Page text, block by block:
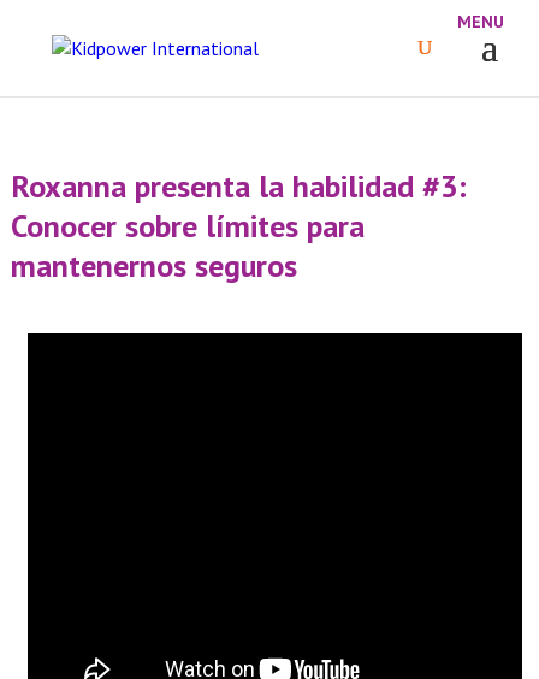
Roxanna presenta la habilidad #3:
Conocer sobre límites para
mantenernos seguros